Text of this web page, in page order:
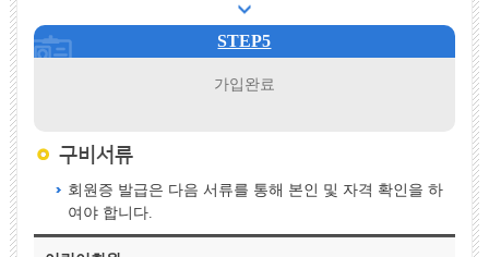
STEP5
가입완료
구비서류
회원증 발급은 다음 서류를 통해 본인 및 자격 확인을 하
여야 합니다.